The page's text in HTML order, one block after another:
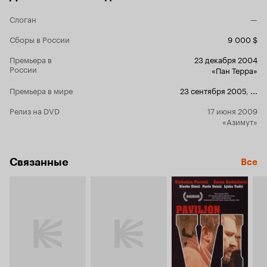
Русь-матушка! Успокой нас в нашем безумии.
Слоган
—
Сборы в России
9 000 $
Премьера в
России
23 декабря 2004
«Пан Терра»
Премьера в мире
23 сентября 2005
Релиз на DVD
17 июня 2009
«Азимут»
Связанные Все